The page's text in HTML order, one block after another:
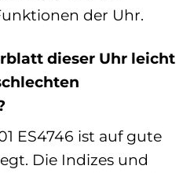
der Uhr.
dieser Uhr leicht
ES4746 ist auf gute
Die Indizes und